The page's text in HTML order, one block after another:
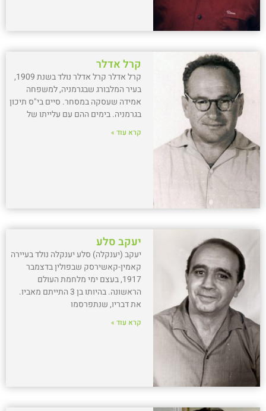
קרל אדלר
קרל אדלר קרל אדלר נולד בשנת 1909,
בעיר המלבורג שבגרמניה, למשפחה
אמידה שעסקה במסחר. סיים בי"ס תיכון
בגרמניה. בימים ההם עם עלייתו של
קרא עוד »
יעקב סלע
יעקב (יענקלה) סלע יענקלה נולד בעיירה
קאמין-קאשירסק שבפולין בדצמבר
1917, בעצם ימי מלחמת העולם
הראשונה. בהיותו בן 3 התייתם מאביו.
את דבריו, שנתפרסמו
קרא עוד »